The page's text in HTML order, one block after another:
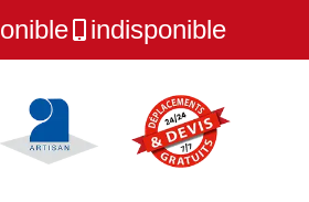
indisponible